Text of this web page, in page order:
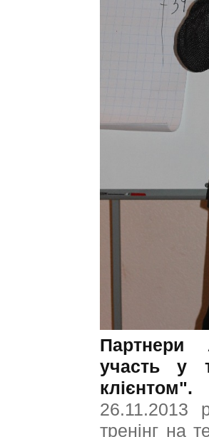
Партнери
участь у
клієнтом".
26.11.2013
тренінг на